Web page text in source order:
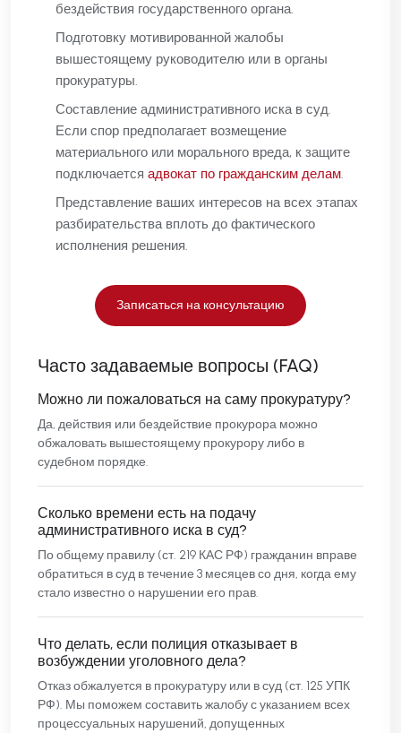
бездействия государственного органа.
Подготовку мотивированной жалобы
вышестоящему руководителю или в органы
прокуратуры.
Составление административного иска в суд.
Если спор предполагает возмещение
материального или морального вреда, к защите
подключается адвокат по гражданским делам.
Представление ваших интересов на всех этапах
разбирательства вплоть до фактического
исполнения решения.
Записаться на консультацию
Часто задаваемые вопросы (FAQ)
Можно ли пожаловаться на саму прокуратуру?
Да, действия или бездействие прокурора можно
обжаловать вышестоящему прокурору либо в
судебном порядке.
Сколько времени есть на подачу
административного иска в суд?
По общему правилу (ст. 219 КАС РФ) гражданин вправе
обратиться в суд в течение 3 месяцев со дня, когда ему
стало известно о нарушении его прав.
Что делать, если полиция отказывает в
возбуждении уголовного дела?
Отказ обжалуется в прокуратуру или в суд (ст. 125 УПК
РФ). Мы поможем составить жалобу с указанием всех
процессуальных нарушений, допущенных